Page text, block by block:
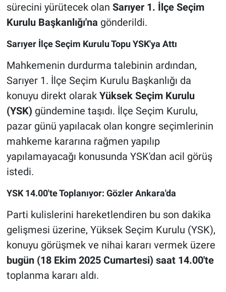
sürecini yürütecek olan Sarıyer 1. İlçe Seçim
Kurulu Başkanlığı'na gönderildi.
Sarıyer İlçe Seçim Kurulu Topu YSK'ya Attı
Mahkemenin durdurma talebinin ardından,
Sarıyer 1. İlçe Seçim Kurulu Başkanlığı da
konuyu direkt olarak Yüksek Seçim Kurulu
(YSK) gündemine taşıdı. İlçe Seçim Kurulu,
pazar günü yapılacak olan kongre seçimlerinin
mahkeme kararına rağmen yapılıp
yapılamayacağı konusunda YSK'dan acil görüş
istedi.
YSK 14.00'te Toplanıyor: Gözler Ankara'da
Parti kulislerini hareketlendiren bu son dakika
gelişmesi üzerine, Yüksek Seçim Kurulu (YSK),
konuyu görüşmek ve nihai kararı vermek üzere
bugün (18 Ekim 2025 Cumartesi) saat 14.00'te
toplanma kararı aldı.